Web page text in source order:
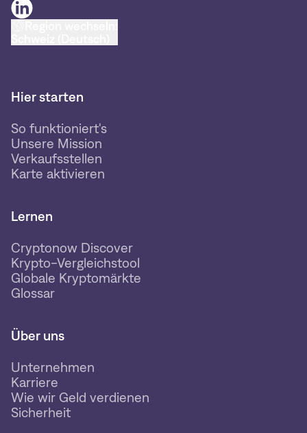
Hier starten
So funktioniert's
Unsere Mission
Verkaufsstellen
Karte aktivieren
Lernen
Cryptonow Discover
Krypto-Vergleichstool
Globale Kryptomärkte
Glossar
Über uns
Unternehmen
Karriere
Wie wir Geld verdienen
Sicherheit